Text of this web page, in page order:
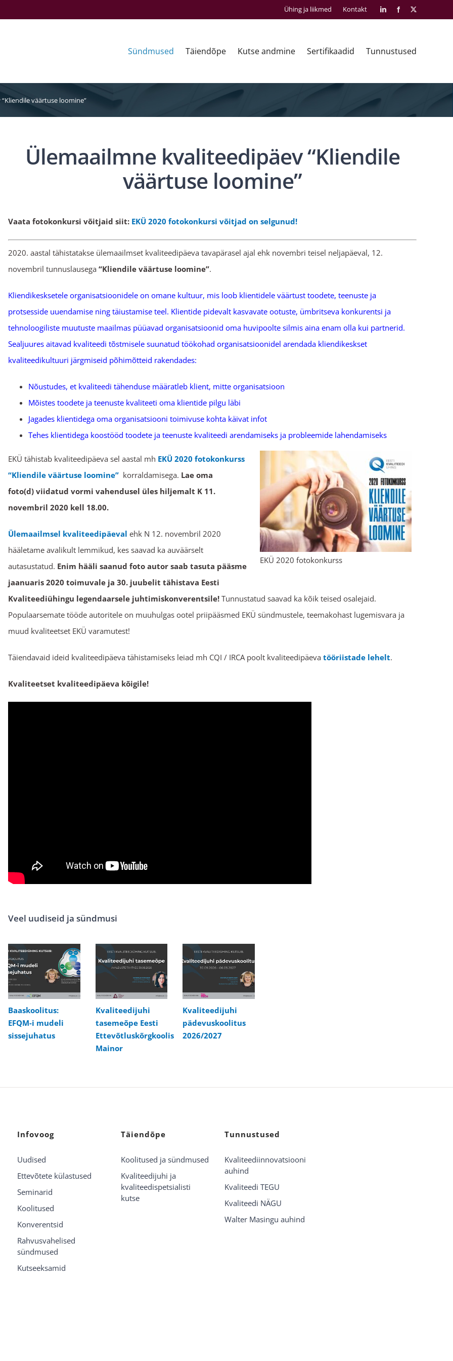
Ühing ja liikmed Kontakt LinkedInFacebook
Sündmused Täiendõpe Kutse andmine Sertifikaadid Tunnustused
väärtuse loomine”
Ülemaailmne kvaliteedipäev “Kliendile
väärtuse loomine”
Vaata fotokonkursi võitjaid siit: EKÜ 2020 fotokonkursi võitjad on selgunud!
2020. aastal tähistatakse ülemaailmset kvaliteedipäeva tavapärasel ajal ehk novembri teisel neljapäeval, 12.
novembril tunnuslausega “Kliendile väärtuse loomine”.
Kliendikesksetele organisatsioonidele on omane kultuur, mis loob klientidele väärtust toodete, teenuste ja
protsesside uuendamise ning täiustamise teel. Klientide pidevalt kasvavate ootuste, ümbritseva konkurentsi ja
tehnoloogiliste muutuste maailmas püüavad organisatsioonid oma huvipoolte silmis aina enam olla kui partnerid.
Sealjuures aitavad kvaliteedi tõstmisele suunatud töökohad organisatsioonidel arendada kliendikeskset
kvaliteedikultuuri järgmiseid põhimõtteid rakendades:
Nõustudes, et kvaliteedi tähenduse määratleb klient, mitte organisatsioon
Mõistes toodete ja teenuste kvaliteeti oma klientide pilgu läbi
Jagades klientidega oma organisatsiooni toimivuse kohta käivat infot
Tehes klientidega koostööd toodete ja teenuste kvaliteedi arendamiseks ja probleemide lahendamiseks
EKÜ 2020 fotokonkurss
EKÜ tähistab kvaliteedipäeva sel aastal mh EKÜ 2020 fotokonkurss
“Kliendile väärtuse loomine” korraldamisega. Lae oma
foto(d) viidatud vormi vahendusel üles hiljemalt K 11.
novembril 2020 kell 18.00.
Ülemaailmsel kvaliteedipäeval ehk N 12. novembril 2020
hääletame avalikult lemmikud, kes saavad ka auväärselt
autasustatud. Enim hääli saanud foto autor saab tasuta pääsme
jaanuaris 2020 toimuvale ja 30. juubelit tähistava Eesti
Kvaliteediühingu legendaarsele juhtimiskonverentsile! Tunnustatud saavad ka kõik teised osalejaid.
Populaarsemate tööde autoritele on muuhulgas ootel priipääsmed EKÜ sündmustele, teemakohast lugemisvara ja
muud kvaliteetset EKÜ varamutest!
Täiendavaid ideid kvaliteedipäeva tähistamiseks leiad mh CQI / IRCA poolt kvaliteedipäeva tööriistade lehelt.
Kvaliteetset kvaliteedipäeva kõigile!
Veel uudiseid ja sündmusi
Baaskoolitus:
EFQM-i mudeli
sissejuhatus
Kvaliteedijuhi
tasemeõpe Eesti
Ettevõtluskõrgkoolis
Mainor
Kvaliteedijuhi
pädevuskoolitus
2026/2027
Infovoog
Uudised
Ettevõtete külastused
Seminarid
Koolitused
Konverentsid
Rahvusvahelised
sündmused
Kutseeksamid
Täiendõpe
Koolitused ja sündmused
Kvaliteedijuhi ja
kvaliteedispetsialisti
kutse
Tunnustused
Kvaliteediinnovatsiooni
auhind
Kvaliteedi TEGU
Kvaliteedi NÄGU
Walter Masingu auhind